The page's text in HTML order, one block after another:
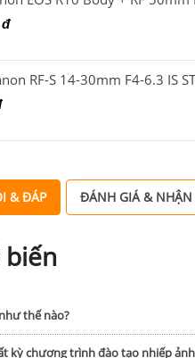
đ
& ĐÁP ĐÁNH GIÁ & NHẬN
biến
thế nào?
kỳ chương trình đào tạo nhiếp